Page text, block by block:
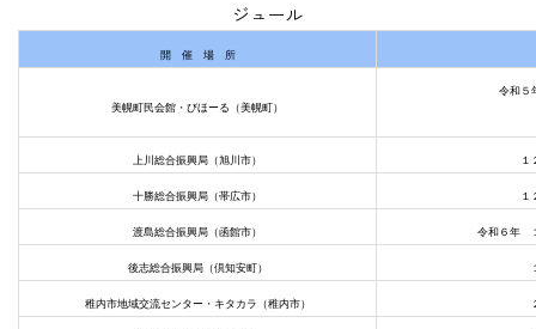
ジュール
開 催 場 所
美幌町民会館・びほーる（美幌町）
令和
上川総合振興局（旭川市） １２月
十勝総合振興局（帯広市） １２月
渡島総合振興局（函館市） 令和６年
後志総合振興局（倶知安町） １月２
稚内市地域交流センター・キタカラ（稚内市） ２月１